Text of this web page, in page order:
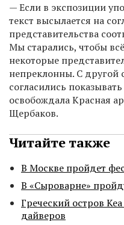
— Если в экспозиции
текст высылается на
представительства
Мы старались, чтобы
некоторые
непреклонны. С другой
согласились
освобождала Красная
Щербаков.
Читайте также
В Москве пройдет
В «Сыроварне»
Греческий остров
дайверов